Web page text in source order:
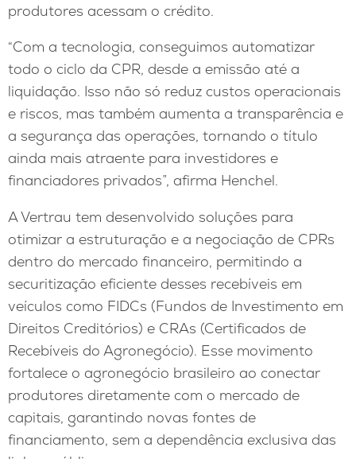
produtores acessam o crédito.
“Com a tecnologia, conseguimos automatizar
todo o ciclo da CPR, desde a emissão até a
liquidação. Isso não só reduz custos operacionais
e riscos, mas também aumenta a transparência e
a segurança das operações, tornando o título
ainda mais atraente para investidores e
financiadores privados”, afirma Henchel.
A Vertrau tem desenvolvido soluções para
otimizar a estruturação e a negociação de CPRs
dentro do mercado financeiro, permitindo a
securitização eficiente desses recebíveis em
veículos como FIDCs (Fundos de Investimento em
Direitos Creditórios) e CRAs (Certificados de
Recebíveis do Agronegócio). Esse movimento
fortalece o agronegócio brasileiro ao conectar
produtores diretamente com o mercado de
capitais, garantindo novas fontes de
financiamento, sem a dependência exclusiva das